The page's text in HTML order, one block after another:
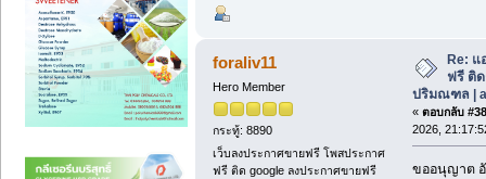
foraliv11
Hero Member
กระทู้: 8890
เว็บลงประกาศขายฟรี โพสประกาศ
ฟรี ติด google ลงประกาศขายฟรี
Re: แ
ฟรี ติ
ปริมณฑล |
« ตอบกลับ
2026,
ขออนุญาต